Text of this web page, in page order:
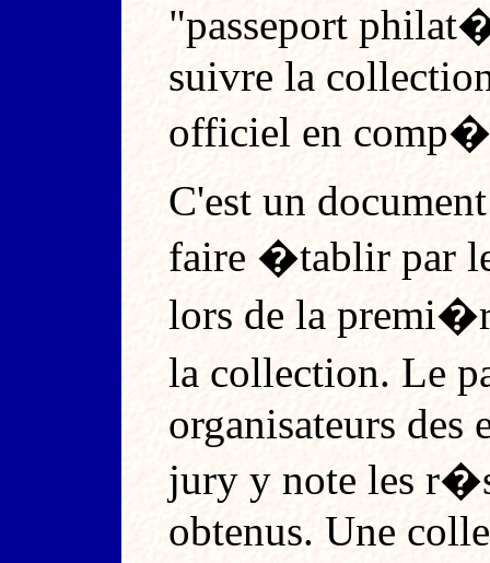
"passeport
suivre la
officiel en
C'est un
faire �tablir par
lors de la
la collection. Le
organisateurs des
jury y note les
obtenus. Une